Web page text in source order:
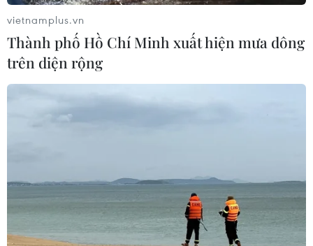
vietnamplus.vn
Thành phố Hồ Chí Minh xuất hiện mưa dông
trên diện rộng